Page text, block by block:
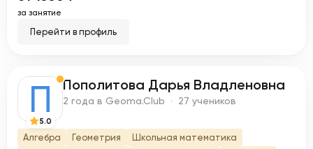
за занятие
Перейти в профиль
П
5.0
Пополитова Дарья Владленовна
2 года в Geoma.Club · 27 учеников
Алгебра Геометрия
Школьная математика